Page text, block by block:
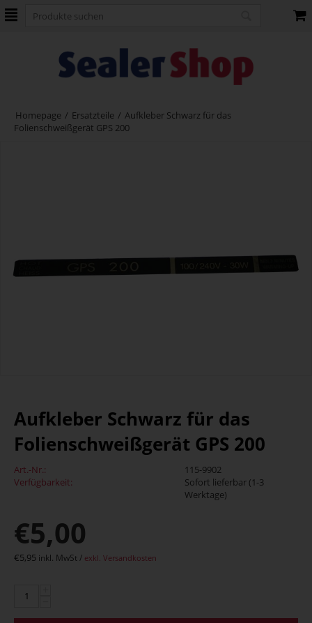
Homepage / Ersatzteile / Aufkleber Schwarz für das
Folienschweißgerät GPS 200
Aufkleber Schwarz für das
Folienschweißgerät GPS 200
Art.-Nr.:
115-9902
Verfügbarkeit:
Sofort lieferbar (1-3
Werktage)
€5,00
€5,95 inkl. MwSt / exkl. Versandkosten